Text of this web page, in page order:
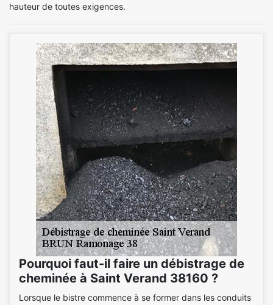
hauteur de toutes exigences.
Pourquoi faut-il faire un débistrage de
cheminée à Saint Verand 38160 ?
Lorsque le bistre commence à se former dans les conduits